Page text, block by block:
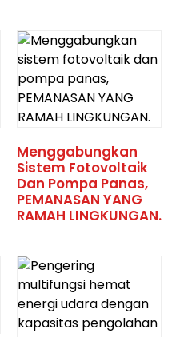
Menggabungkan
Sistem Fotovoltaik
Dan Pompa Panas,
PEMANASAN YANG
RAMAH LINGKUNGAN.